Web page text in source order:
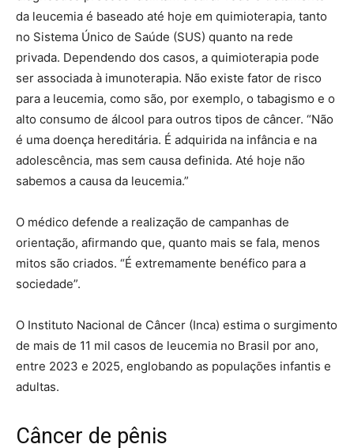
da leucemia é baseado até hoje em quimioterapia, tanto
no Sistema Único de Saúde (SUS) quanto na rede
privada. Dependendo dos casos, a quimioterapia pode
ser associada à imunoterapia. Não existe fator de risco
para a leucemia, como são, por exemplo, o tabagismo e o
alto consumo de álcool para outros tipos de câncer. “Não
é uma doença hereditária. É adquirida na infância e na
adolescência, mas sem causa definida. Até hoje não
sabemos a causa da leucemia.”
O médico defende a realização de campanhas de
orientação, afirmando que, quanto mais se fala, menos
mitos são criados. “É extremamente benéfico para a
sociedade”.
O Instituto Nacional de Câncer (Inca) estima o surgimento
de mais de 11 mil casos de leucemia no Brasil por ano,
entre 2023 e 2025, englobando as populações infantis e
adultas.
Câncer de pênis